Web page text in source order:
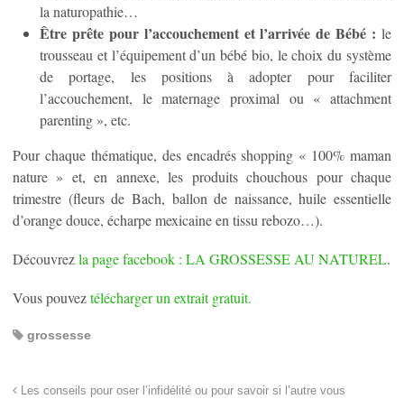
la naturopathie…
Être prête pour l’accouchement et l’arrivée de Bébé : le
trousseau et l’équipement d’un bébé bio, le choix du système
de portage, les positions à adopter pour faciliter
l’accouchement, le maternage proximal ou « attachment
parenting », etc.
Pour chaque thématique, des encadrés shopping « 100% maman
nature » et, en annexe, les produits chouchous pour chaque
trimestre (fleurs de Bach, ballon de naissance, huile essentielle
d’orange douce, écharpe mexicaine en tissu rebozo…).
Découvrezla page facebook : LA GROSSESSE AU NATUREL.
Vous pouveztélécharger un extrait gratuit.
grossesse
Les conseils pour oser l’infidélité ou pour savoir si l’autre vous